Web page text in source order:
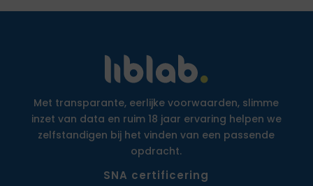
Met transparante, eerlijke voorwaarden, slimme
inzet van data en ruim 18 jaar ervaring helpen we
zelfstandigen bij het vinden van een passende
opdracht.
SNA certificering